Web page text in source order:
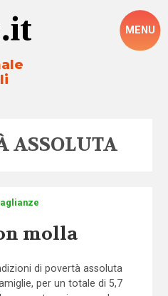
MENU
ASSOLUTA
molla
di povertà assoluta
per un totale di 5,7